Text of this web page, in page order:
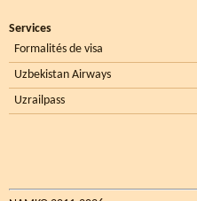
Services
Formalités de visa
Uzbekistan Airways
Uzrailpass